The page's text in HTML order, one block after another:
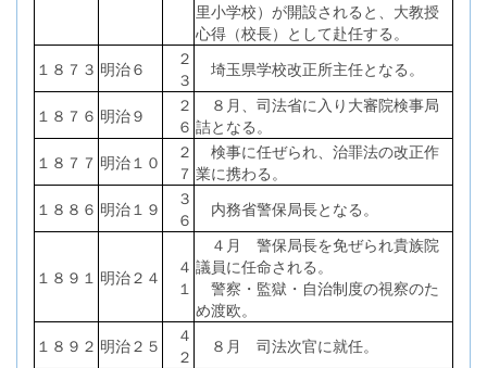
里小学校）が開設されると、大教授
心得（校長）として赴任する。
１８７３ 明治６
２
３
埼玉県学校改正所主任となる。
１８７６ 明治９
２
６
８月、司法省に入り大審院検事局
詰となる。
１８７７ 明治１０
２
７
検事に任ぜられ、治罪法の改正作
業に携わる。
１８８６ 明治１９
３
６
内務省警保局長となる。
１８９１ 明治２４
４
１
４月 警保局長を免ぜられ貴族院
議員に任命される。
警察・監獄・自治制度の視察のた
め渡欧。
１８９２ 明治２５
４
２
８月 司法次官に就任。